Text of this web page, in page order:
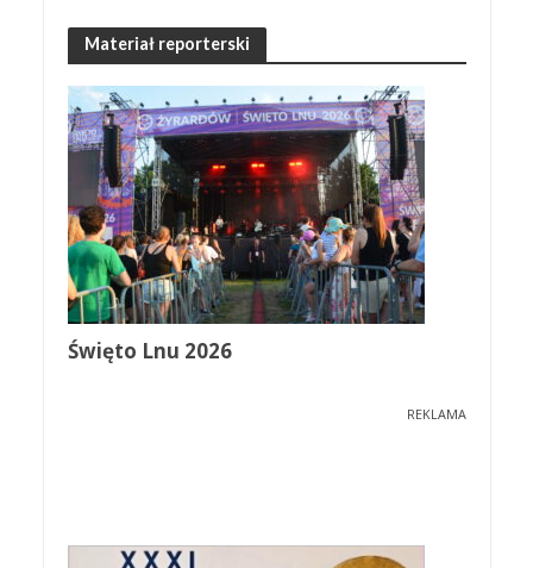
Materiał reporterski
Święto Lnu 2026
REKLAMA